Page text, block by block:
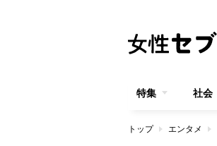
特集 社会
トップ エンタメ